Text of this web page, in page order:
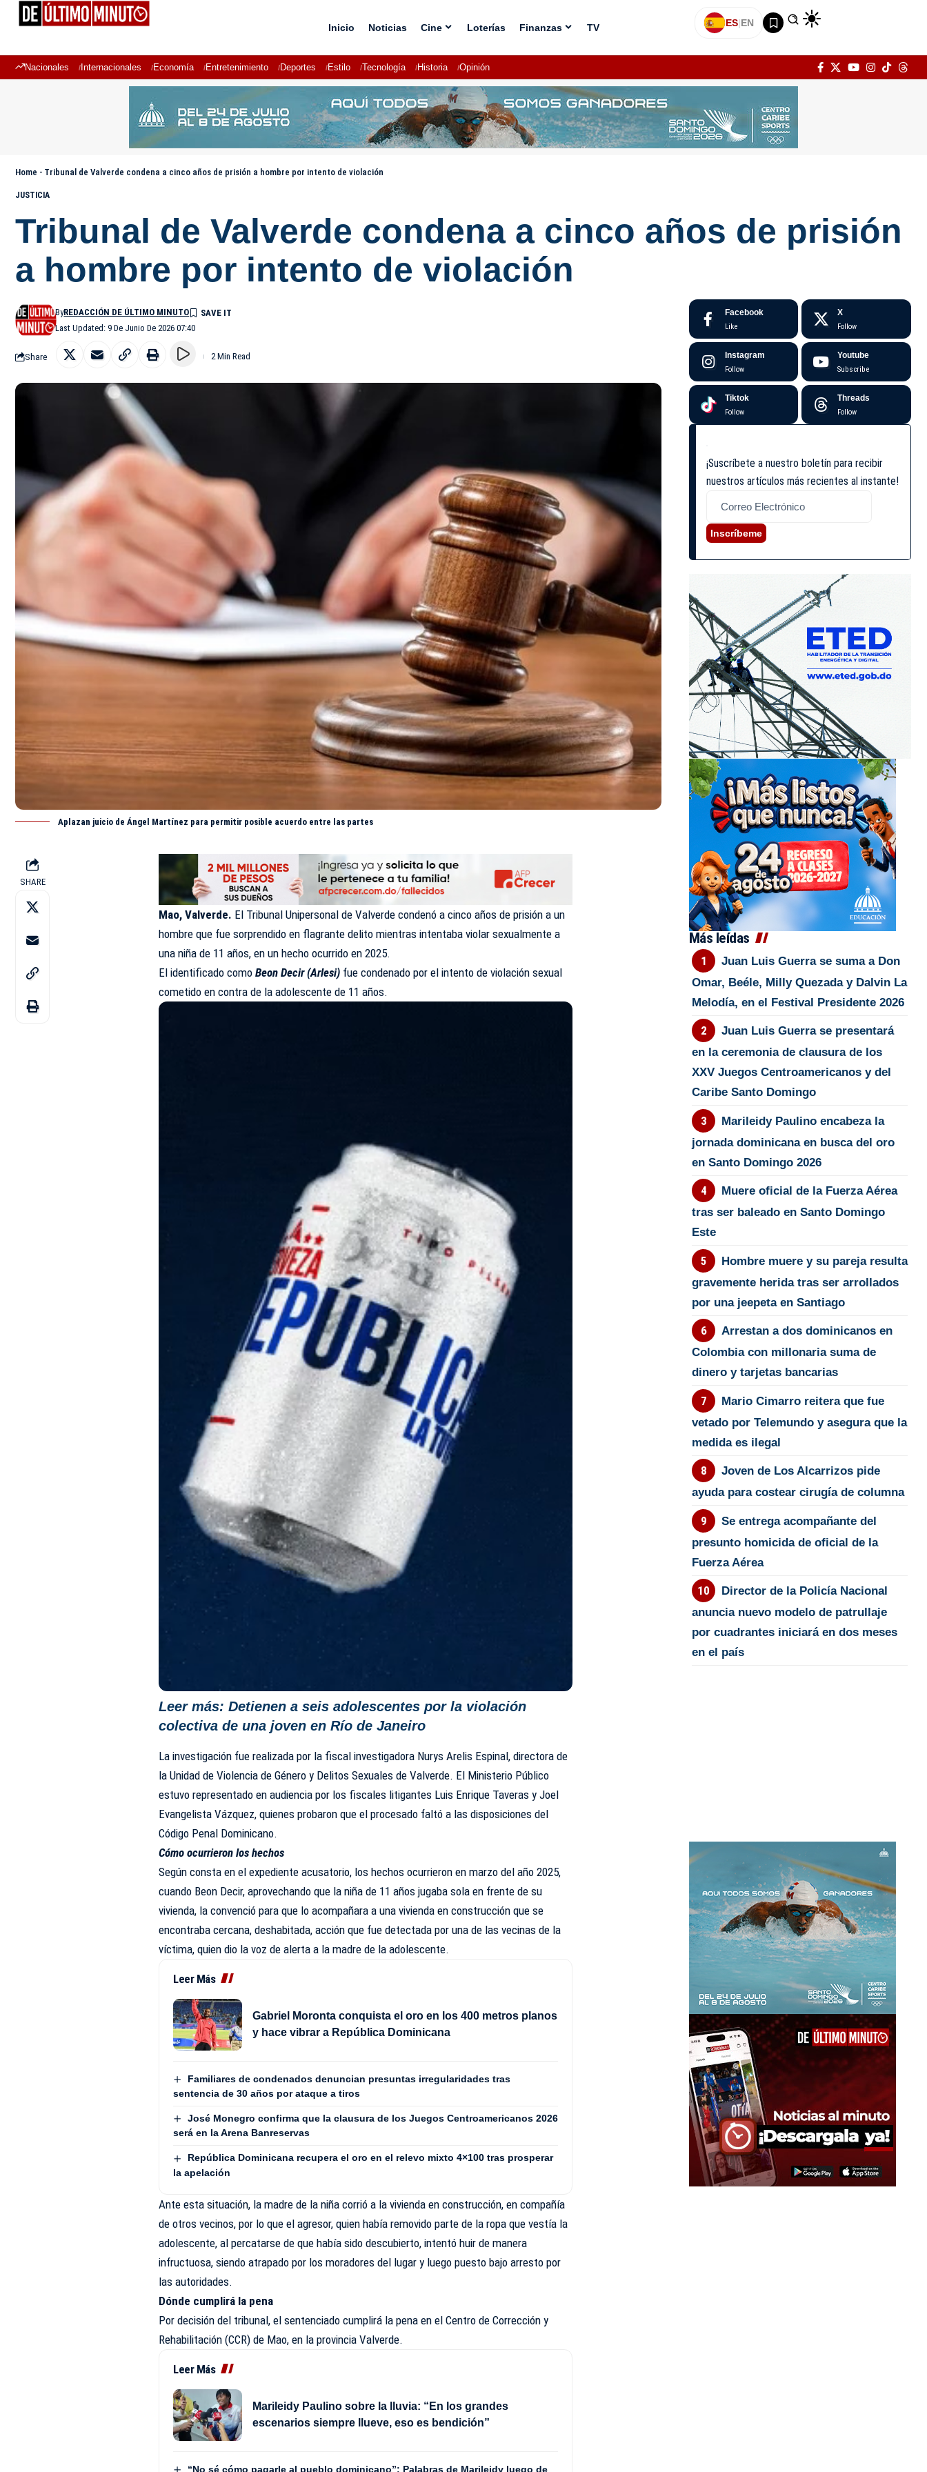
Inicio Noticias Cine Loterías Finanzas TV ES|EN
Nacionales Internacionales Economía Entretenimiento Deportes Estilo Tecnología Historia Opinión
Home - Tribunal de Valverde condena a cinco años de prisión a hombre por intento de violación
JUSTICIA
Tribunal de Valverde condena a cinco años de prisión
a hombre por intento de violación
Last Updated: 9 De Junio De 2026 07:40
ByREDACCIÓN DE ÚLTIMO MINUTO
Share 2 Min Read
Aplazan juicio de Ángel Martínez para permitir posible acuerdo entre las partes
SHARE
Mao, Valverde. El Tribunal Unipersonal de Valverdecondenóa cinco años de prisión a un
hombre que fue sorprendido en flagrante delito mientras intentaba violar sexualmente a
una niña de 11 años, en un hecho ocurrido en 2025.
El identificado comoBeon Decir (Arlesi) fue condenado por el intento de violación sexual
cometido en contra de la adolescente de 11 años.
Leer más:Detienen a seis adolescentes por la violación
colectiva de una joven en Río de Janeiro
La investigación fue realizada por la fiscal investigadora Nurys Arelis Espinal, directora de
la Unidad de Violencia de Género y Delitos Sexuales de Valverde. El Ministerio Público
estuvo representado en audiencia por los fiscales litigantes Luis Enrique Taveras y Joel
Evangelista Vázquez, quienes probaron que el procesado faltó a las disposiciones del
Código Penal Dominicano.
Cómo ocurrieron los hechos
Según consta en el expediente acusatorio, los hechos ocurrieron en marzo del año 2025,
cuando Beon Decir, aprovechando que la niña de 11 años jugaba sola en frente de su
vivienda, la convenció para que lo acompañara a una vivienda en construcción que se
encontraba cercana, deshabitada, acción que fue detectada por una de las vecinas de la
víctima, quien dio la voz de alerta a la madre de la adolescente.
Leer Más
Gabriel Moronta conquista el oro en los 400 metros planos
y hace vibrar a República Dominicana
Familiares de condenados denuncian presuntas irregularidades tras
sentencia de 30 años por ataque a tiros
José Monegro confirma que la clausura de los Juegos Centroamericanos 2026
será en la Arena Banreservas
República Dominicana recupera el oro en el relevo mixto 4×100 tras prosperar
la apelación
Ante esta situación, la madre de la niña corrió a la vivienda en construcción, en compañía
de otros vecinos, por lo que el agresor, quien había removido parte de la ropa que vestía la
adolescente, al percatarse de que había sido descubierto, intentó huir de manera
infructuosa, siendo atrapado por los moradores del lugar y luego puesto bajo arresto por
las autoridades.
Dónde cumplirá la pena
Por decisión del tribunal, el sentenciado cumplirá la pena en el Centro de Corrección y
Rehabilitación (CCR) de Mao, en la provincia Valverde.
Leer Más
Marileidy Paulino sobre la lluvia: “En los grandes
escenarios siempre llueve, eso es bendición”
“No sé cómo pagarle al pueblo dominicano”: Palabras de Marileidy luego de
Facebook
Like
X
Follow
Instagram
Follow
Youtube
Subscribe
Tiktok
Follow
Threads
Follow
¡Suscríbete a nuestro boletín para recibir
nuestros artículos más recientes al instante!
Inscríbeme
Más leídas
Juan Luis Guerra se suma a Don
Omar, Beéle, Milly Quezada y Dalvin La
Melodía, en el Festival Presidente 2026
Juan Luis Guerra se presentará
en la ceremonia de clausura de los
XXV Juegos Centroamericanos y del
Caribe Santo Domingo
Marileidy Paulino encabeza la
jornada dominicana en busca del oro
en Santo Domingo 2026
Muere oficial de la Fuerza Aérea
tras ser baleado en Santo Domingo
Este
Hombre muere y su pareja resulta
gravemente herida tras ser arrollados
por una jeepeta en Santiago
Arrestan a dos dominicanos en
Colombia con millonaria suma de
dinero y tarjetas bancarias
Mario Cimarro reitera que fue
vetado por Telemundo y asegura que la
medida es ilegal
Joven de Los Alcarrizos pide
ayuda para costear cirugía de columna
Se entrega acompañante del
presunto homicida de oficial de la
Fuerza Aérea
Director de la Policía Nacional
anuncia nuevo modelo de patrullaje
por cuadrantes iniciará en dos meses
en el país